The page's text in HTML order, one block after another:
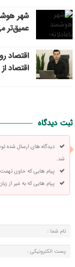
شهر
عمیق‌تر
اقتصاد
اقتصاد
ثبت دیدگاه
دیدگاه های ارسال شده
شد.
پیام هایی که حاوی تهمت
پیام هایی که به غیر از